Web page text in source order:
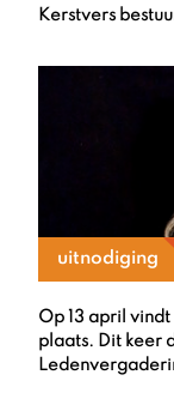
Kerstvers
uitnodiging
Op 13 april
plaats. Dit keer